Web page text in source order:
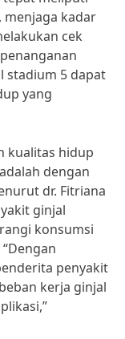
menjaga kadar
cek
stadium 5 dapat
yang
kualitas hidup
dengan
dr. Fitriana
ginjal
konsumsi
penyakit
kerja ginjal